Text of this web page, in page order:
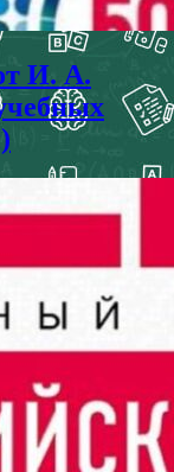
И. А.